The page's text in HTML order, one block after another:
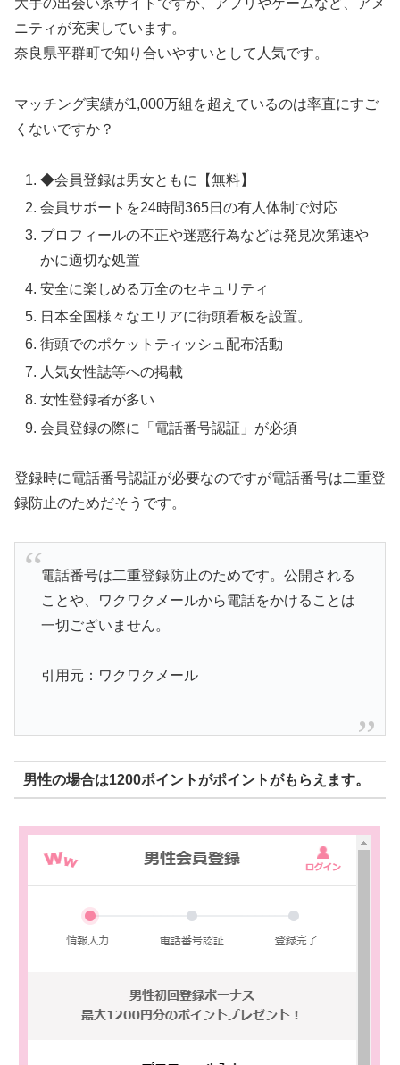
大手の出会い系サイトですが、アプリやゲームなど、アメ
ニティが充実しています。
奈良県平群町で知り合いやすいとして人気です。
マッチング実績が1,000万組を超えているのは率直にすご
くないですか？
◆会員登録は男女ともに【無料】
会員サポートを24時間365日の有人体制で対応
プロフィールの不正や迷惑行為などは発見次第速や
かに適切な処置
安全に楽しめる万全のセキュリティ
日本全国様々なエリアに街頭看板を設置。
街頭でのポケットティッシュ配布活動
人気女性誌等への掲載
女性登録者が多い
会員登録の際に「電話番号認証」が必須
登録時に電話番号認証が必要なのですが電話番号は二重登
録防止のためだそうです。
電話番号は二重登録防止のためです。公開される
ことや、ワクワクメールから電話をかけることは
一切ございません。
引用元：ワクワクメール
男性の場合は1200ポイントがポイントがもらえます。